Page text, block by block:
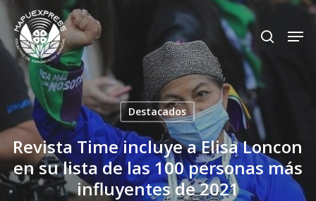
Skip
to
main
content
search
Destacados
Revista Time incluye a Elisa Loncon
en su lista de las 100 personas más
influyentes de 2021
Close